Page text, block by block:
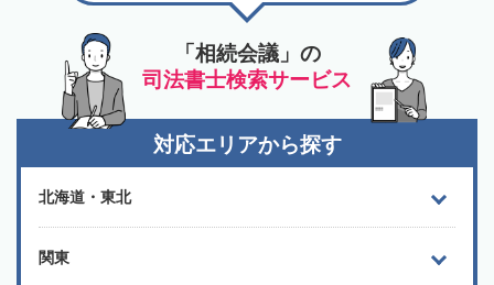
「相続会議」の
司法書士検索サービス
対応エリアから探す
北海道・東北
関東